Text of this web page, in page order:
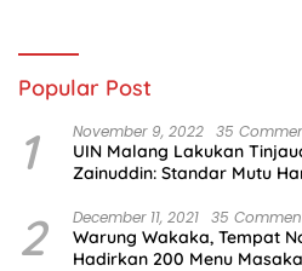
Popular Post
1 November 9, 2022 35
UIN Malang Lakukan
Zainuddin: Standar Mutu
2 December 11, 2021 35
Warung Wakaka, Tempat
Hadirkan 200 Menu